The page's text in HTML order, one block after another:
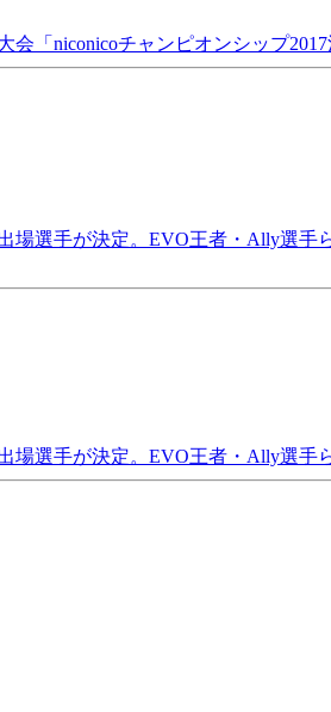
会「niconicoチャンピオンシップ
場選手が決定。EVO王者・Ally選手
場選手が決定。EVO王者・Ally選手